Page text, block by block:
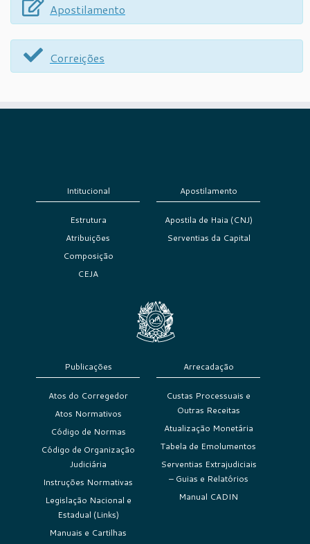
Apostilamento
Correições
Intitucional
Estrutura
Atribuições
Composição
CEJA
Apostilamento
Apostila de Haia (CNJ)
Serventias da Capital
Publicações
Atos do Corregedor
Atos Normativos
Código de Normas
Código de Organização
Judiciária
Instruções Normativas
Legislação Nacional e
Estadual (Links)
Manuais e Cartilhas
Arrecadação
Custas Processuais e
Outras Receitas
Atualização Monetária
Tabela de Emolumentos
Serventias Extrajudiciais
– Guias e Relatórios
Manual CADIN